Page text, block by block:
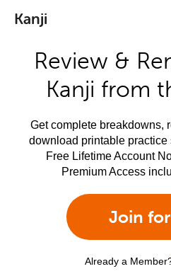
Kanji
Review &
Kanji from
Get complete breakdowns,
download printable practice
Free Lifetime Account
Premium Access
Join
Already a